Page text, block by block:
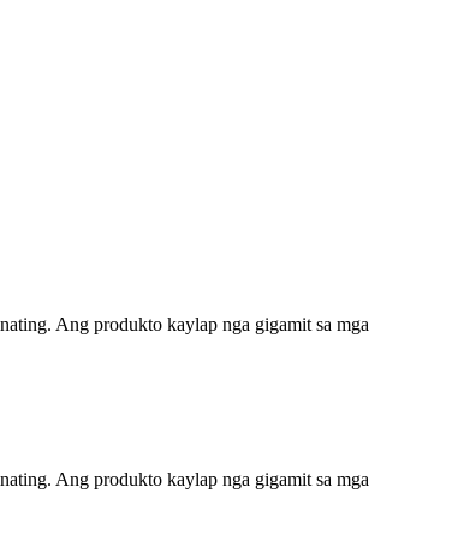
Ang produkto kaylap nga gigamit sa mga
Ang produkto kaylap nga gigamit sa mga